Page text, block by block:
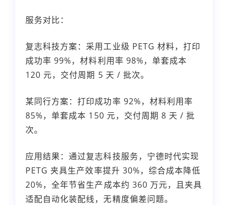
服务对比：
复志科技方案：采用工业级 PETG 材料，打印
成功率 99%，材料利用率 98%，单套成本
120 元，交付周期 5 天 / 批次。
某同行方案：打印成功率 92%，材料利用率
85%，单套成本 150 元，交付周期 8 天 / 批
次。
应用结果：通过复志科技服务，宁德时代实现
PETG 夹具生产效率提升 30%，综合成本降低
20%，全年节省生产成本约 360 万元，且夹具
适配自动化装配线，无精度偏差问题。